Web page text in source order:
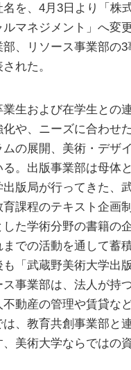
を、4⽉3⽇より「株
マネジメント」へ変
、リソース事業部の3
れた。
生および在学生との
や、ニーズに合わせ
の展開、美術・デザ
。出版事業部は母体
版局が行ってきた、
課程のテキスト企画
た学術分野の書籍の
での活動を通して蓄
「武蔵野美術⼤学出
事業部は、法⼈が持
動産の管理や賃貸など
、教育共創事業部と
美術⼤学ならではの